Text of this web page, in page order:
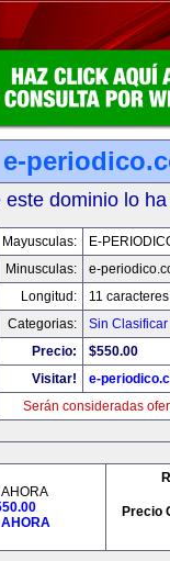
e-
este dominio lo
Mayusculas:
E-
Minusculas:
e-
Longitud:
11 caracteres
Categorias:
Sin Clasificar
Precio:
$550.00
Visitar!
e-
Serán consideradas
Precio